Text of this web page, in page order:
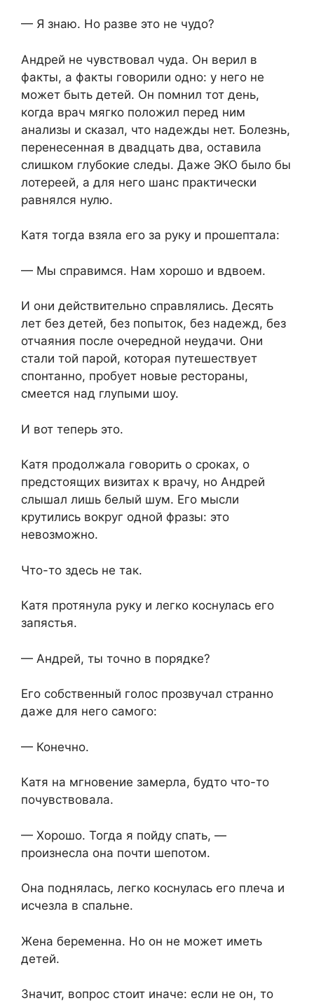
— Я знаю. Но разве это не чудо?
Андрей не чувствовал чуда. Он верил в
факты, а факты говорили одно: у него не
может быть детей. Он помнил тот день,
когда врач мягко положил перед ним
анализы и сказал, что надежды нет. Болезнь,
перенесенная в двадцать два, оставила
слишком глубокие следы. Даже ЭКО было бы
лотереей, а для него шанс практически
равнялся нулю.
Катя тогда взяла его за руку и прошептала:
— Мы справимся. Нам хорошо и вдвоем.
И они действительно справлялись. Десять
лет без детей, без попыток, без надежд, без
отчаяния после очередной неудачи. Они
стали той парой, которая путешествует
спонтанно, пробует новые рестораны,
смеется над глупыми шоу.
И вот теперь это.
Катя продолжала говорить о сроках, о
предстоящих визитах к врачу, но Андрей
слышал лишь белый шум. Его мысли
крутились вокруг одной фразы: это
невозможно.
Что-то здесь не так.
Катя протянула руку и легко коснулась его
запястья.
— Андрей, ты точно в порядке?
Его собственный голос прозвучал странно
даже для него самого:
— Конечно.
Катя на мгновение замерла, будто что-то
почувствовала.
— Хорошо. Тогда я пойду спать, —
произнесла она почти шепотом.
Она поднялась, легко коснулась его плеча и
исчезла в спальне.
Жена беременна. Но он не может иметь
детей.
Значит, вопрос стоит иначе: если не он, то